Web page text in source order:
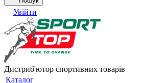
Увійти
Дистриб'ютор спортивних товарів
Каталог